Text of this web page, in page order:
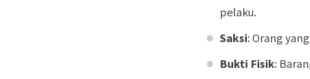
pelaku.
Saksi: Orang
Bukti Fisik: